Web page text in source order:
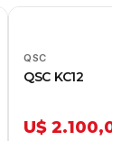
QSC
QSC KC12
U$